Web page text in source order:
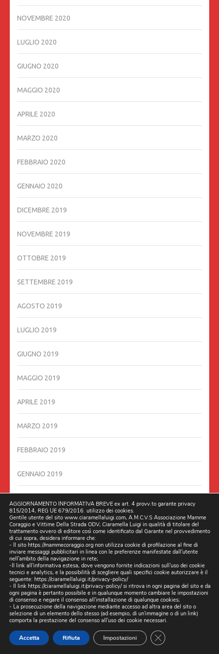
NOVEMBRE 2020
LUGLIO 2020
GIUGNO 2020
MAGGIO 2020
APRILE 2020
MARZO 2020
FEBBRAIO 2020
GENNAIO 2020
DICEMBRE 2019
NOVEMBRE 2019
OTTOBRE 2019
SETTEMBRE 2019
AGOSTO 2019
LUGLIO 2019
GIUGNO 2019
MAGGIO 2019
APRILE 2019
MARZO 2019
FEBBRAIO 2019
GENNAIO 2019
OTTOBRE 2018
SETTEMBRE 2018
AGOSTO 2018
LUGLIO 2018
GIUGNO 2018
GIUGNO 2016
AGGIORNAMENTO INFORMATIVA BREVE ex art. 4 provv.to garante privacy
815/2014, REG UE 679/2016. utilizzo dei cookies.
Gentile utente del sito www.ciaramellaluigi.com, A.M.C.V.S Associazione Mamme
Coraggio e Vittime Della Strada ODV, Ciaramella Luigi in qualità di titolare del
trattamento ovvero di editore così come identificato dal Garante nel provvedimento
di cui sopra, desidera informare che:
- Il sito https://mammecoraggio.org non utilizza cookie di profilazione al fine di
inviare messaggi pubblicitari in linea con le preferenze manifestate dall'utente
nell'ambito della navigazione in rete;
-Il link all'informativa estesa, dove vengono fornite indicazioni sull'uso dei cookie
tecnici e analytics, e la possibilità di scegliere quali specifici cookie autorizzare è il
seguente: https://ciaramellaluigi.it/privacy-policy/
- Il link https://ciaramellaluigi.it/privacy-policy/si ritrova in ogni pagina del sito e da
ogni pagina è pertanto possibile e in qualunque momento cambiare le impostazioni
di consenso e negare il consenso all'installazione di qualunque cookies;
- La prosecuzione della navigazione mediante accesso ad altra area del sito o
selezione di un elemento dello stesso (ad esempio, di un'immagine o di un link)
comporta la prestazione del consenso all'uso dei cookie necessari.
Accetta Rifiuta Impostazioni CLOSE GDPR